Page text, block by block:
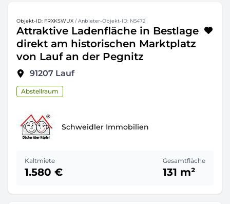
Objekt-ID: FRXKSWUX / Anbieter-Objekt-ID: N5472
Attraktive Ladenfläche in Bestlage
direkt am historischen Marktplatz
von Lauf an der Pegnitz
91207 Lauf
Abstellraum
Schweidler Immobilien
Kaltmiete
1.580 €
Gesamtfläche
131 m²